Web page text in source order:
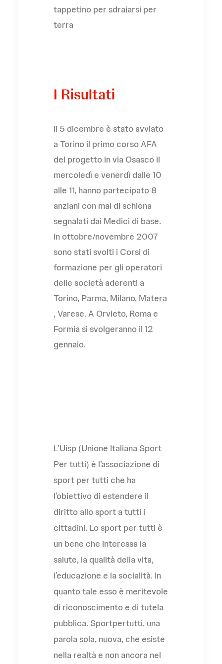
tappetino per sdraiarsi per
terra
I Risultati
Il 5 dicembre è stato avviato
a Torino il primo corso AFA
del progetto in via Osasco il
mercoledì e venerdì dalle 10
alle 11, hanno partecipato 8
anziani con mal di schiena
segnalati dai Medici di base.
In ottobre/novembre 2007
sono stati svolti i Corsi di
formazione per gli operatori
delle società aderenti a
Torino, Parma, Milano, Matera
, Varese. A Orvieto, Roma e
Formia si svolgeranno il 12
gennaio.
L’Uisp (Unione Italiana Sport
Per tutti) è l’associazione di
sport per tutti che ha
l’obiettivo di estendere il
diritto allo sport a tutti i
cittadini. Lo sport per tutti è
un bene che interessa la
salute, la qualità della vita,
l’educazione e la socialità. In
quanto tale esso è meritevole
di riconoscimento e di tutela
pubblica. Sportpertutti, una
parola sola, nuova, che esiste
nella realtà e non ancora nel